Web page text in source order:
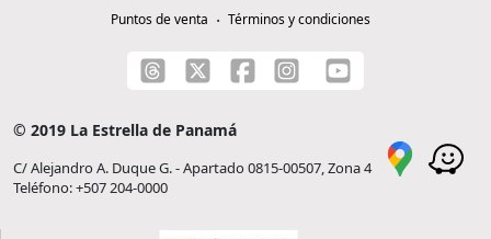
Puntos de venta
Términos y condiciones
© 2019 La Estrella de Panamá
C/ Alejandro A. Duque G. - Apartado 0815-00507, Zona 4
Teléfono: +507 204-0000